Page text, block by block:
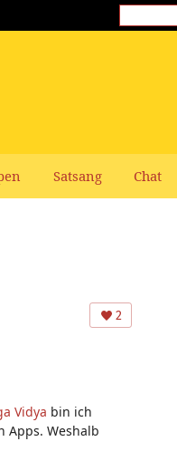
Satsang Chat
2
Vidya bin ich
Apps. Weshalb